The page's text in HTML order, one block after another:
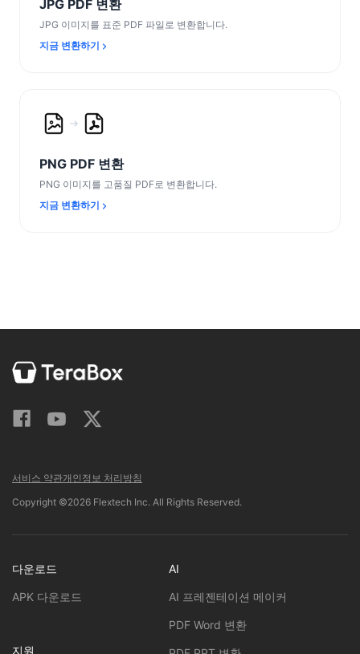
JPG PDF 변환
JPG 이미지를 표준 PDF 파일로 변환합니다.
지금 변환하기
PNG PDF 변환
PNG 이미지를 고품질 PDF로 변환합니다.
지금 변환하기
서비스 약관개인정보 처리방침
Copyright ©2026 Flextech Inc. All Rights Reserved.
다운로드
APK 다운로드
지원
AI
AI 프레젠테이션 메이커
PDF Word 변환